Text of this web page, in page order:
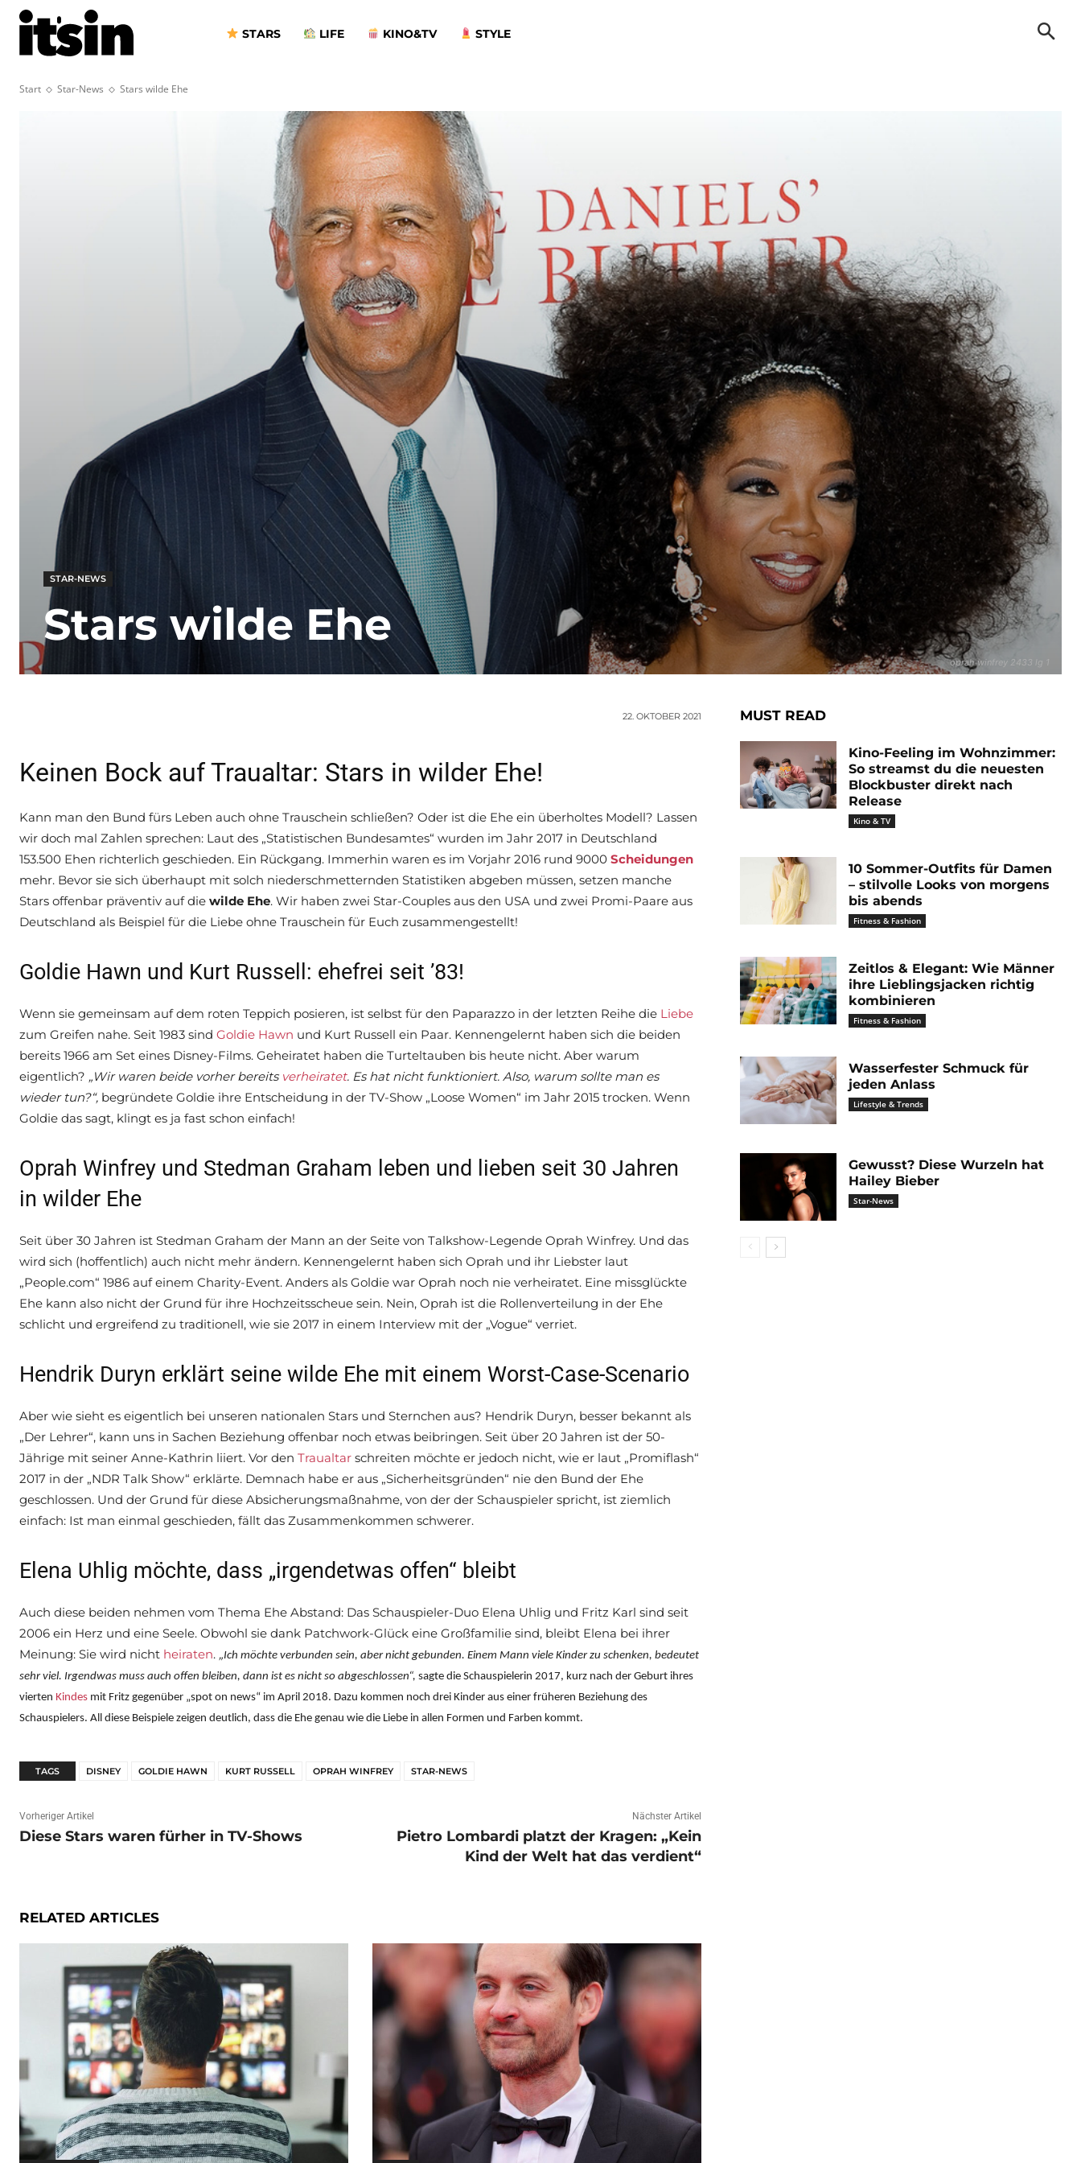
STARS LIFE KINO&TV STYLE
Start Star-News Stars wilde Ehe
oprah winfrey 2433 lg 1
STAR-NEWS
Stars wilde Ehe
22. OKTOBER 2021
Keinen Bock auf Traualtar: Stars in wilder Ehe!
Kann man den Bund fürs Leben auch ohne Trauschein schließen? Oder ist die Ehe ein überholtes Modell? Lassen
wir doch mal Zahlen sprechen: Laut des „Statistischen Bundesamtes“ wurden im Jahr 2017 in Deutschland
153.500 Ehen richterlich geschieden. Ein Rückgang. Immerhin waren es im Vorjahr 2016 rund 9000 Scheidungen
mehr. Bevor sie sich überhaupt mit solch niederschmetternden Statistiken abgeben müssen, setzen manche
Stars offenbar präventiv auf die wilde Ehe. Wir haben zwei Star-Couples aus den USA und zwei Promi-Paare aus
Deutschland als Beispiel für die Liebe ohne Trauschein für Euch zusammengestellt!
Goldie Hawn und Kurt Russell: ehefrei seit ’83!
Wenn sie gemeinsam auf dem roten Teppich posieren, ist selbst für den Paparazzo in der letzten Reihe die Liebe
zum Greifen nahe. Seit 1983 sind Goldie Hawn und Kurt Russell ein Paar. Kennengelernt haben sich die beiden
bereits 1966 am Set eines Disney-Films. Geheiratet haben die Turteltauben bis heute nicht. Aber warum
eigentlich? „Wir waren beide vorher bereits verheiratet. Es hat nicht funktioniert. Also, warum sollte man es
wieder tun?“, begründete Goldie ihre Entscheidung in der TV-Show „Loose Women“ im Jahr 2015 trocken. Wenn
Goldie das sagt, klingt es ja fast schon einfach!
Oprah Winfrey und Stedman Graham leben und lieben seit 30 Jahren
in wilder Ehe
Seit über 30 Jahren ist Stedman Graham der Mann an der Seite von Talkshow-Legende Oprah Winfrey. Und das
wird sich (hoffentlich) auch nicht mehr ändern. Kennengelernt haben sich Oprah und ihr Liebster laut
„People.com“ 1986 auf einem Charity-Event. Anders als Goldie war Oprah noch nie verheiratet. Eine missglückte
Ehe kann also nicht der Grund für ihre Hochzeitsscheue sein. Nein, Oprah ist die Rollenverteilung in der Ehe
schlicht und ergreifend zu traditionell, wie sie 2017 in einem Interview mit der „Vogue“ verriet.
Hendrik Duryn erklärt seine wilde Ehe mit einem Worst-Case-Scenario
Aber wie sieht es eigentlich bei unseren nationalen Stars und Sternchen aus? Hendrik Duryn, besser bekannt als
„Der Lehrer“, kann uns in Sachen Beziehung offenbar noch etwas beibringen. Seit über 20 Jahren ist der 50-
Jährige mit seiner Anne-Kathrin liiert. Vor den Traualtar schreiten möchte er jedoch nicht, wie er laut „Promiflash“
2017 in der „NDR Talk Show“ erklärte. Demnach habe er aus „Sicherheitsgründen“ nie den Bund der Ehe
geschlossen. Und der Grund für diese Absicherungsmaßnahme, von der der Schauspieler spricht, ist ziemlich
einfach: Ist man einmal geschieden, fällt das Zusammenkommen schwerer.
Elena Uhlig möchte, dass „irgendetwas offen“ bleibt
Auch diese beiden nehmen vom Thema Ehe Abstand: Das Schauspieler-Duo Elena Uhlig und Fritz Karl sind seit
2006 ein Herz und eine Seele. Obwohl sie dank Patchwork-Glück eine Großfamilie sind, bleibt Elena bei ihrer
Meinung: Sie wird nicht heiraten. „Ich möchte verbunden sein, aber nicht gebunden. Einem Mann viele Kinder zu schenken, bedeutet
sehr viel. Irgendwas muss auch offen bleiben, dann ist es nicht so abgeschlossen“, sagte die Schauspielerin 2017, kurz nach der Geburt ihres
vierten Kindes mit Fritz gegenüber „spot on news“ im April 2018. Dazu kommen noch drei Kinder aus einer früheren Beziehung des
Schauspielers. All diese Beispiele zeigen deutlich, dass die Ehe genau wie die Liebe in allen Formen und Farben kommt.
TAGS DISNEY GOLDIE HAWN KURT RUSSELL OPRAH WINFREY STAR-NEWS
Vorheriger Artikel
Diese Stars waren fürher in TV-Shows
Nächster Artikel
Pietro Lombardi platzt der Kragen: „Kein
Kind der Welt hat das verdient“
RELATED ARTICLES
MUST READ
Kino-Feeling im Wohnzimmer:
So streamst du die neuesten
Blockbuster direkt nach
Release
Kino & TV
10 Sommer-Outfits für Damen
– stilvolle Looks von morgens
bis abends
Fitness & Fashion
Zeitlos & Elegant: Wie Männer
ihre Lieblingsjacken richtig
kombinieren
Fitness & Fashion
Wasserfester Schmuck für
jeden Anlass
Lifestyle & Trends
Gewusst? Diese Wurzeln hat
Hailey Bieber
Star-News